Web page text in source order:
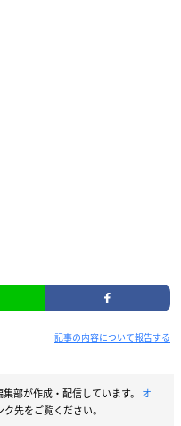
記事の内容について報告する
部が作成・配信しています。 オ
先をご覧ください。